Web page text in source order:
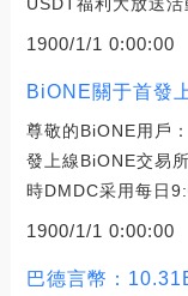
1900/1/1 0:00:00
BiONE關于首發
尊敬的BiONE用戶
發上線BiONE交易
時DMDC采用每日
1900/1/1 0:00:00
巴德言幣：